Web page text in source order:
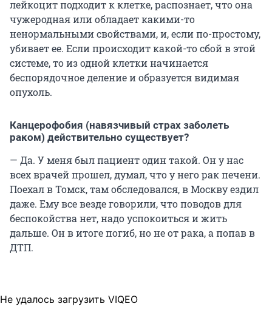
лейкоцит подходит к клетке, распознает, что она
чужеродная или обладает какими-то
ненормальными свойствами, и, если по-простому,
убивает ее. Если происходит какой-то сбой в этой
системе, то из одной клетки начинается
беспорядочное деление и образуется видимая
опухоль.
Канцерофобия (навязчивый страх заболеть
раком) действительно существует?
— Да. У меня был пациент один такой. Он у нас
всех врачей прошел, думал, что у него рак печени.
Поехал в Томск, там обследовался, в Москву ездил
даже. Ему все везде говорили, что поводов для
беспокойства нет, надо успокоиться и жить
дальше. Он в итоге погиб, но не от рака, а попав в
ДТП.
Не удалось загрузить VIQEO